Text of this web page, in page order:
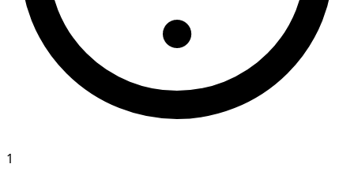
1